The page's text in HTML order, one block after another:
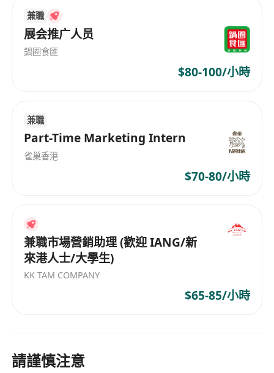
兼職
展会推广人员
鍋圈食匯
$80-100/小時
兼職
Part-Time Marketing Intern
雀巢香港
$70-80/小時
兼職市場營銷助理 (歡迎 IANG/新
來港人士/大學生)
KK TAM COMPANY
$65-85/小時
請謹慎注意